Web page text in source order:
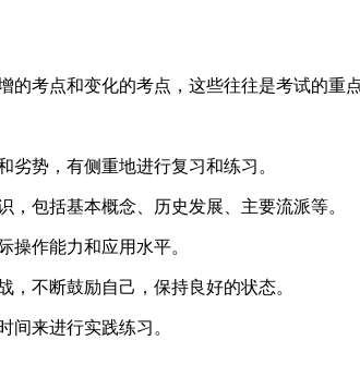
考点和变化的考点，这些往往是考试的重点
势，有侧重地进行复习和练习。
包括基本概念、历史发展、主要流派等。
作能力和应用水平。
不断鼓励自己，保持良好的状态。
来进行实践练习。